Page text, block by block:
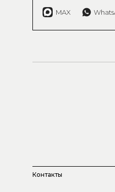
MAX
Контакты